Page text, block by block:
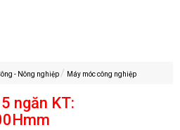
- Nông nghiệp Máy móc công nghiệp
ngăn KT: